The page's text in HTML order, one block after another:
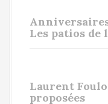
Les patios de
Laurent
proposées